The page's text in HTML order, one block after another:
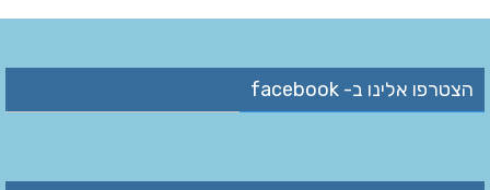
הצטרפו אלינו ב- facebook